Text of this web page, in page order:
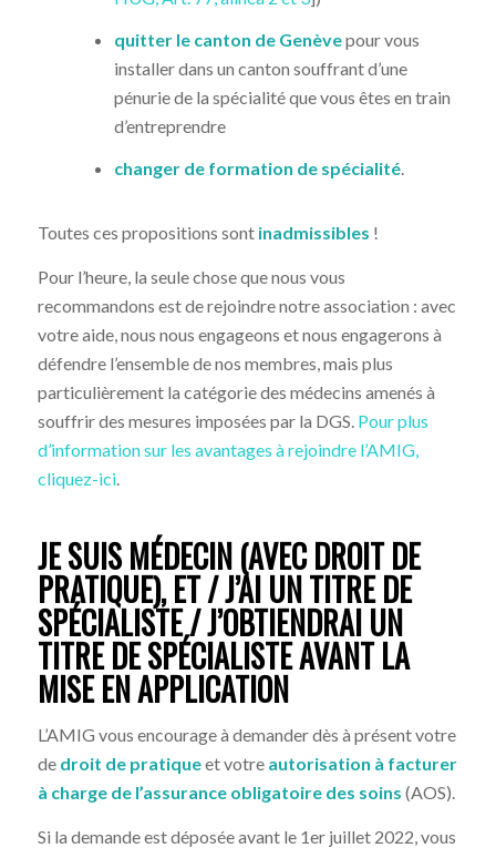
quitter le canton de Genèvepour vous
installer dans un canton souffrant d’une
pénurie de la spécialité que vous êtes en train
d’entreprendre
changer de formation de spécialité.
Toutes ces propositions sont inadmissibles !
Pour l’heure, la seule chose que nous vous
recommandons est de rejoindre notre association : avec
votre aide, nous nous engageons et nous engagerons à
défendre l’ensemble de nos membres, mais plus
particulièrement la catégorie des médecins amenés à
souffrir des mesures imposées par la DGS. Pour plus
d’information sur les avantages à rejoindre l’AMIG,
cliquez-ici.
JE SUIS MÉDECIN (AVEC DROIT DE
PRATIQUE), ET / J’AI UN TITRE DE
SPÉCIALISTE / J’OBTIENDRAI UN
TITRE DE SPÉCIALISTE AVANT LA
MISE EN APPLICATION
L’AMIG vous encourage à demander dès à présent votre
de droit de pratiqueet votre autorisation à facturer
à charge de l’assurance obligatoire des soins (AOS).
Si la demande est déposée avant le 1er juillet 2022, vous